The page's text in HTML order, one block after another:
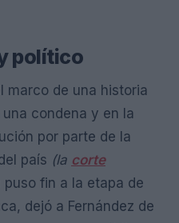
político
marco de una historia
condena y en la
por parte de la
país (la corte
fin a la etapa de
dejó a Fernández de